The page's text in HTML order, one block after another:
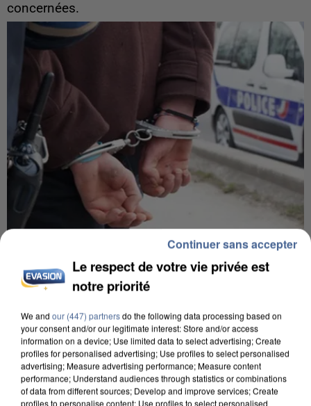
concernées.
7 août 2026
Un second cadre de la DZ Mafia interpellé en
Algérie
Un cofondateur du réseau avait été interpellé
quelques jours plus tôt.
Le respect de votre vie privée est
notre priorité
We and our (447) partnersdo the following data processing based on
your consent and/or our legitimate interest: Store and/or access
information on a device; Use limited data to select advertising; Create
profiles for personalised advertising; Use profiles to select personalised
advertising; Measure advertising performance; Measure content
performance; Understand audiences through statistics or combinations
of data from different sources; Develop and improve services; Create
profiles to personalise content; Use profiles to select personalised
Continuer sans accepter